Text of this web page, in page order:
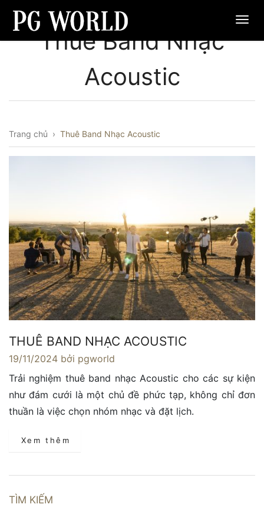
Thuê Band Nhạc
Acoustic
Trang chủ › Thuê Band Nhạc Acoustic
THUÊ BAND NHẠC ACOUSTIC
19/11/2024 bởi pgworld
Trải nghiệm thuê band nhạc Acoustic cho các sự kiện
như đám cưới là một chủ đề phức tạp, không chỉ đơn
thuần là việc chọn nhóm nhạc và đặt lịch.
Xem thêm
TÌM KIẾM